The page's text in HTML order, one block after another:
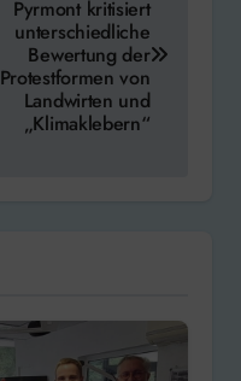
Pyrmont kritisiert
unterschiedliche
Bewertung der
Protestformen von
Landwirten und
„Klimaklebern“